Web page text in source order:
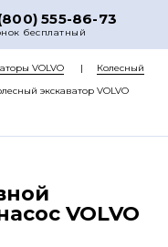
555-86-73
бесплатный
VOLVO
Колесный
экскаватор VOLVO
VOLVO